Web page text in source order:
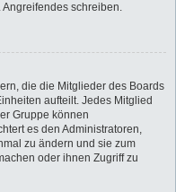
schreiben.
die die Mitglieder des Boards
aufteilt. Jedes Mitglied
Gruppe können
es den Administratoren,
zu ändern und sie zum
oder ihnen Zugriff zu